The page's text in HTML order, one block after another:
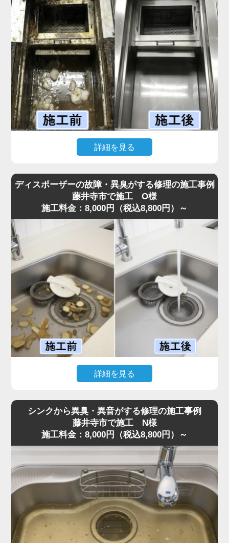
した。
プロの点検では、排水溝に流した油が冷えて固まり、長期
間蓄積された食材カスが原因と判明しました。
まずS字トラップと蛇腹ホースを分解し、内部の固着物を
丁寧に除去しました。
その後、流路を確保するため専用薬剤で内部を洗浄しまし
た。作業は30分ほどで完了し、排水もスムーズに回復する
ことができました。
「最短即日で来てもらえて助かった」と喜んでいただけま
した。
なく安心してご依頼いただけます。
詳細を見る
水が逆流して厨房が使えない」と最短即日での緊急依頼が
確認すると、第1槽のバスケットには生ゴミが溢れ、第2槽
には油脂が層状に固着。さらに、気化した油が排水管上部
に膜を作り、流れを完全に塞いでいる状態でした。
また、異物が第3槽まで通過しており、油分と絡み合って
大きな固まりを作っていたことも詰まりの原因です。
これまでの施工経験から通常清掃では不十分と判断し、業
務用高圧洗浄機で排水管からグリストラップ内部まで徹底
洗浄。油脂と蓄積した汚れをすべて除去し、排水が一気に
改善しました。
お客様からは「明朗会計で追加料金もなく安心できた」と
評価をいただきました。
グリストラップは汚れが蓄積しやすく、放置すると悪臭・
ディスポーザーの故障・異臭がする修理の施工事例
藤井寺市で施工 O様
施工料金：8,000円（税込8,800円）～
詳細を見る
い」とのご相談で、水道の達人へ最短即日でご依頼いただ
現場を確認すると、粉砕しきれなかった野菜くずが内部に
詰まり、油脂や洗剤カスと固まって硬い塊になっていまし
た。さらに無理に運転を続けたことでモーター負荷が上昇
し、安全装置が作動して停止していた状態です。
専門知識をもとに内部分解を行い、詰まりを丁寧に除去。
排水トラップにも油脂が蓄積していたため、同時にクリー
ニングしました。作業は約40分で完了し動作もスムーズに
復旧しました。
「明朗会計で安心できた」との評価をいただきました。
シンクから異臭・異音がする修理の施工事例
藤井寺市で施工 N様
施工料金：8,000円（税込8,800円）～